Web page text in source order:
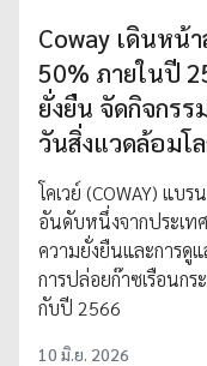
Coway เดินหน้
50% ภายในปี
ยั่งยืน จัดกิจกร
วันสิ่งแวดล้อมโ
โคเวย์ (COWAY) แบ
อันดับหนึ่งจากประเท
ความยั่งยืนและการดู
การปล่อยก๊าซเรือนก
กับปี 2566
10 มิ.ย. 2026